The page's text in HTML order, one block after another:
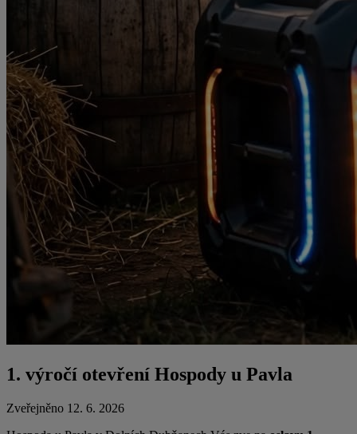
1. výročí otevření Hospody u Pavla
Zveřejněno 12. 6. 2026